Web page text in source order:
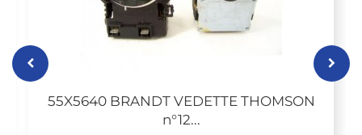
55X5640 BRANDT VEDETTE THOMSON
n°12...